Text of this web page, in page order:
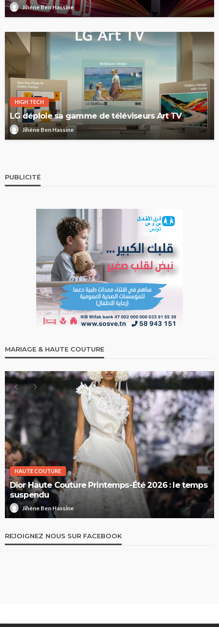
Jihène Ben Hassine
HIGH TECH
LG déploie sa gamme de téléviseurs Art TV
Jihène Ben Hassine
PUBLICITÉ
MARIAGE & HAUTE COUTURE
HAUTE COUTURE
Dior Haute Couture Printemps-Été 2026 : le temps
suspendu
Jihène Ben Hassine
REJOIGNEZ NOUS SUR FACEBOOK